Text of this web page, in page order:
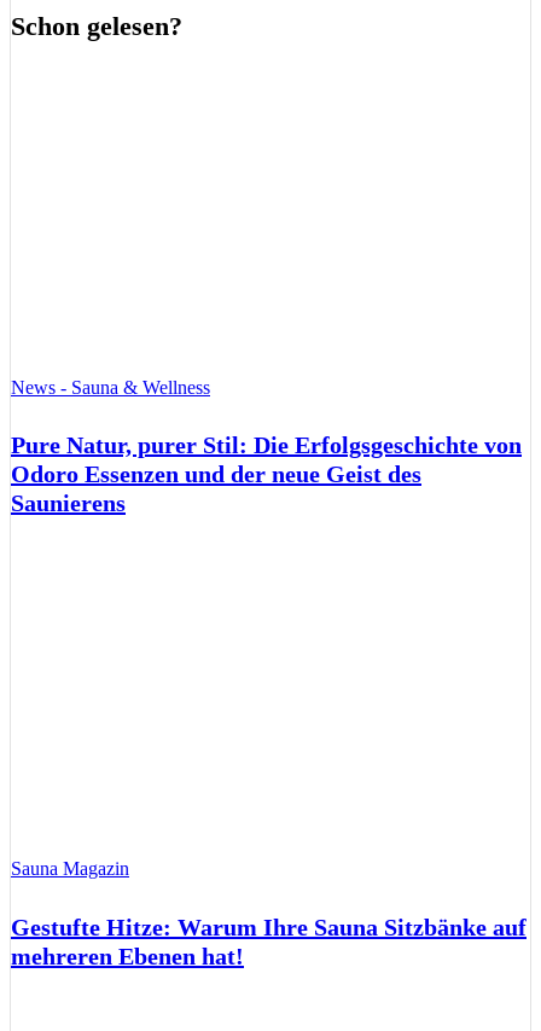
Schon gelesen?
News - Sauna & Wellness
Pure Natur, purer Stil: Die Erfolgsgeschichte von
Odoro Essenzen und der neue Geist des
Saunierens
Sauna Magazin
Gestufte Hitze: Warum Ihre Sauna Sitzbänke auf
mehreren Ebenen hat!